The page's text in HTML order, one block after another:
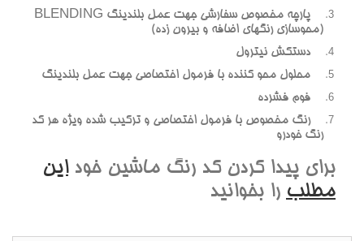
پارچه مخصوص سفارشي جهت عمل بلندينگ BLENDING
(محوسازي رنگهاي اضافه و بيرون زده)
دستکش نيترول
محلول محو کننده با فرمول اختصاصي جهت عمل بلندينگ
فوم فشرده
رنگ مخصوص با فرمول اختصاصي و ترکيب شده ويژه هر کد
رنگ خودرو
براي پيدا کردن کد رنگ ماشين خوداين
مطلب را بخوانيد